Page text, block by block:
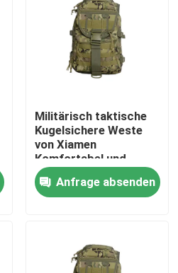
Militärisch taktische
Kugelsichere Weste
von Xiamen
Komfortabel und
Probe zur Verfügung
gestelltAnfrage absenden